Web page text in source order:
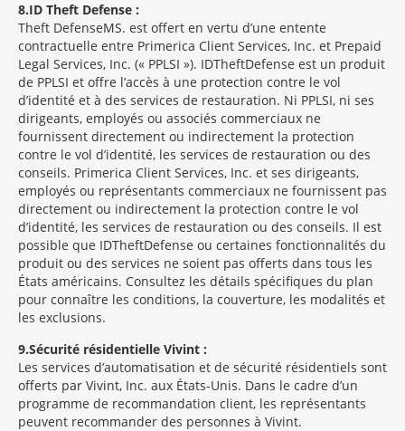
8 ID Theft Defense :
Theft DefenseMS est offert en vertu d’une entente
contractuelle entre Primerica Client Services, Inc. et Prepaid
Legal Services, Inc. (« PPLSI »). IDTheftDefense est un produit
de PPLSI et offre l’accès à une protection contre le vol
d’identité et à des services de restauration. Ni PPLSI, ni ses
dirigeants, employés ou associés commerciaux ne
fournissent directement ou indirectement la protection
contre le vol d’identité, les services de restauration ou des
conseils. Primerica Client Services, Inc. et ses dirigeants,
employés ou représentants commerciaux ne fournissent pas
directement ou indirectement la protection contre le vol
d’identité, les services de restauration ou des conseils. Il est
possible que IDTheftDefense ou certaines fonctionnalités du
produit ou des services ne soient pas offerts dans tous les
États américains. Consultez les détails spécifiques du plan
pour connaître les conditions, la couverture, les modalités et
les exclusions.
9 Sécurité résidentielle Vivint :
Les services d’automatisation et de sécurité résidentiels sont
offerts par Vivint, Inc. aux États-Unis. Dans le cadre d’un
programme de recommandation client, les représentants
peuvent recommander des personnes à Vivint.